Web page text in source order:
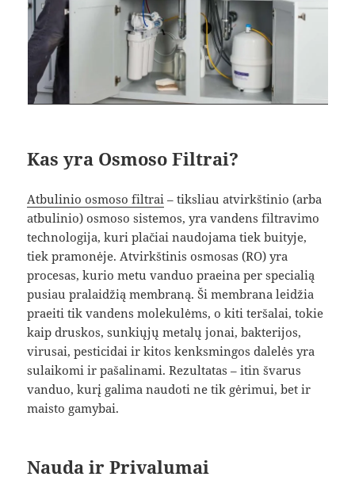
Kas yra Osmoso Filtrai?
Atbulinio osmoso filtrai – tiksliau atvirkštinio (arba
atbulinio) osmoso sistemos, yra vandens filtravimo
technologija, kuri plačiai naudojama tiek buityje,
tiek pramonėje. Atvirkštinis osmosas (RO) yra
procesas, kurio metu vanduo praeina per specialią
pusiau pralaidžią membraną. Ši membrana leidžia
praeiti tik vandens molekulėms, o kiti teršalai, tokie
kaip druskos, sunkiųjų metalų jonai, bakterijos,
virusai, pesticidai ir kitos kenksmingos dalelės yra
sulaikomi ir pašalinami. Rezultatas – itin švarus
vanduo, kurį galima naudoti ne tik gėrimui, bet ir
maisto gamybai.
Nauda ir Privalumai